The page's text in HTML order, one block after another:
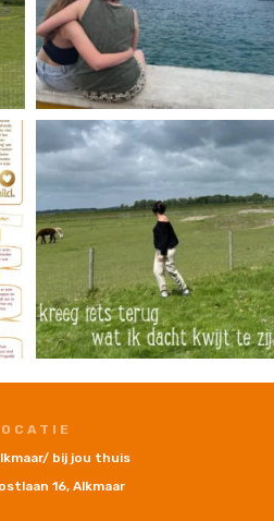
bij jou thuis
16, Alkmaar